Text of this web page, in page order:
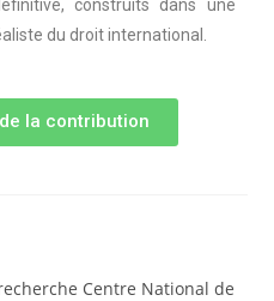
construits dans une
du droit international.
la contribution
Centre National de